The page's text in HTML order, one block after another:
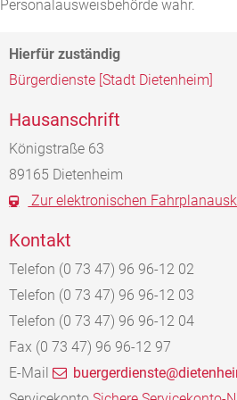
Personalausweisbehörde wahr.
Bürgerdienste [Stadt Dietenheim]
Hausanschrift
Königstraße 63
89165 Dietenheim
Zur elektronischen
Kontakt
Telefon (0 73 47) 96 96-12 02
Telefon (0 73 47) 96 96-12 03
Telefon (0 73 47) 96 96-12 04
Fax (0 73 47) 96 96-12 97
E-Mail